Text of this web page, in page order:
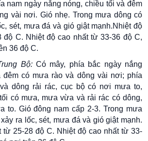
nam ngày nắng nóng, chiều tối và đêm
vài nơi. Gió nhẹ. Trong mưa dông có
sét, mưa đá và gió giật mạnh.Nhiệt độ
độ C. Nhiệt độ cao nhất từ 33-36 độ C,
36 độ C.
Bộ:Có mây, phía bắc ngày nắng
đêm có mưa rào và dông vài nơi; phía
dông rải rác, cục bộ có nơi mưa to,
có mưa, mưa vừa và rải rác có dông,
to. Gió đông nam cấp 2-3. Trong mưa
ra lốc, sét, mưa đá và gió giật mạnh.
từ 25-28 độ C. Nhiệt độ cao nhất từ 33-